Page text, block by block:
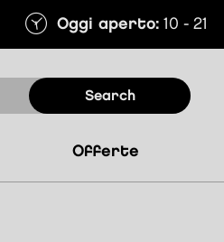
Oggi aperto:10 - 21
search
offerte